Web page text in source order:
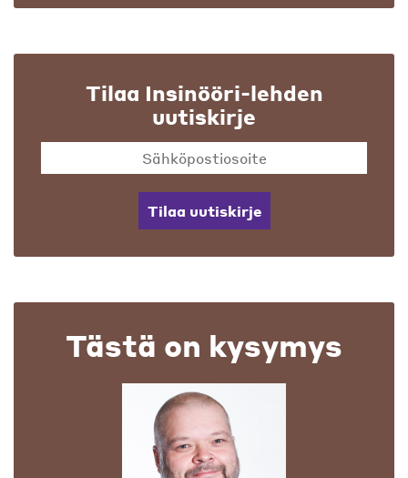
Tilaa Insinööri-lehden
uutiskirje
Tilaa uutiskirje
Tästä on kysymys